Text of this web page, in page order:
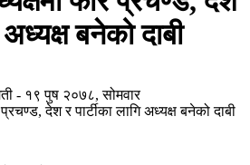
अध्यक्ष बनेको दाबी
- १९ पुष २०७८, सोमवार